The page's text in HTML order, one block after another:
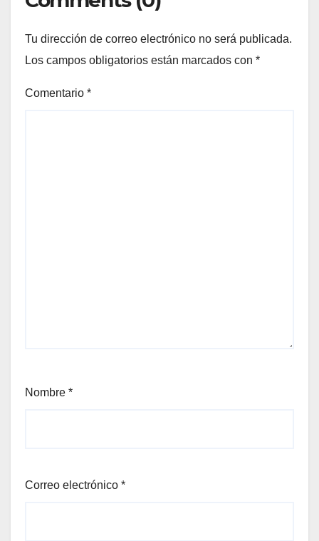
Tu dirección de correo electrónico no será publicada.
Los campos obligatorios están marcados con *
Comentario *
Nombre *
Correo electrónico *